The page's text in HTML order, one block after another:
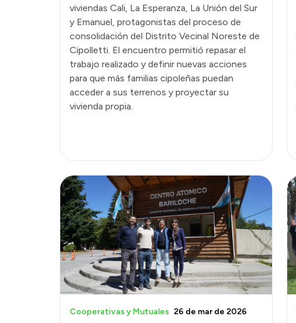
viviendas Cali, La Esperanza, La Unión del Sur
y Emanuel, protagonistas del proceso de
consolidación del Distrito Vecinal Noreste de
Cipolletti. El encuentro permitió repasar el
trabajo realizado y definir nuevas acciones
para que más familias cipoleñas puedan
acceder a sus terrenos y proyectar su
vivienda propia.
Cooperativas y Mutuales 26 de mar de 2026